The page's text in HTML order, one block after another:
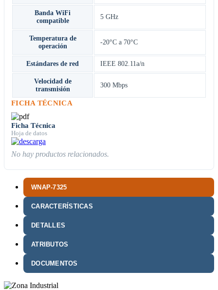
WNAP-7325
CARACTERÍSTICAS
DETALLES
ATRIBUTOS
DOCUMENTOS
Banda WiFi
compatible
5 GHz
Temperatura de
operación
-20°C a 70°C
Estándares de red IEEE 802.11a/n
Velocidad de
transmisión
300 Mbps
FICHA TÉCNICA
Ficha Técnica
Hoja de datos
No hay productos relacionados.